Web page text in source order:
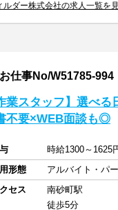
ルダー株式会社の求人一覧を
仕事No/W51785-994
業スタッフ】選べ
不要×WEB面談も◎
時給1300～
形態
アルバイト・パ
セス
南砂町駅
徒歩5分